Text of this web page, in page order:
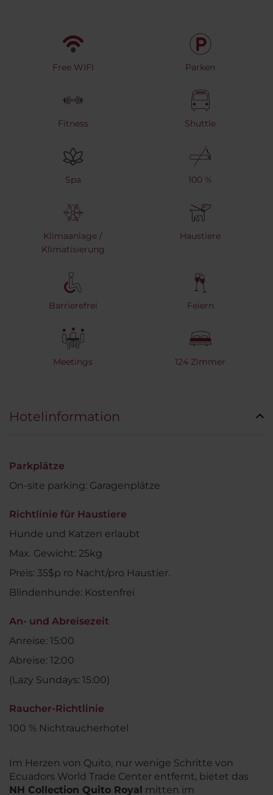
Free WIFI Parken
Fitness Shuttle
Spa 100 %
Klimaanlage /
Klimatisierung
Haustiere
Barrierefrei Feiern
Meetings 124 Zimmer
Hotelinformation
Parkplätze
On-site parking: Garagenplätze
Richtlinie für Haustiere
Hunde und Katzen erlaubt
Max. Gewicht: 25kg
Preis: 35$p ro Nacht/pro Haustier.
Blindenhunde: Kostenfrei
An- und Abreisezeit
Anreise: 15:00
Abreise: 12:00
(Lazy Sundays: 15:00)
Raucher-Richtlinie
100 % Nichtraucherhotel
Im Herzen von Quito, nur wenige Schritte von
Ecuadors World Trade Center entfernt, bietet das
NH Collection Quito Royal
mitten im